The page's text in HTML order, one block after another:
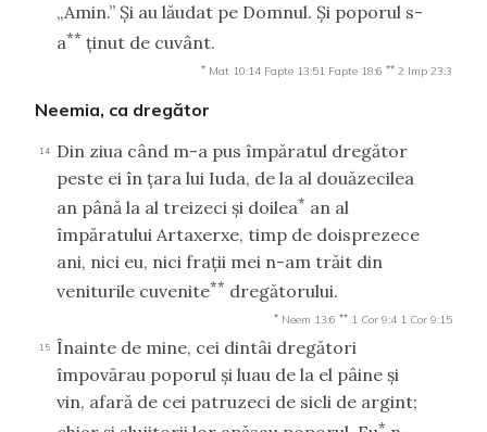
„Amin.” Şi au lăudat pe Domnul. Şi poporul s-
a** ţinut de cuvânt.
* Mat 10:14 Fapte 13:51 Fapte 18:6 ** 2 Imp 23:3
Neemia, ca dregător
14
Din ziua când m-a pus împăratul dregător
peste ei în ţara lui Iuda, de la al douăzecilea
an până la al treizeci şi doilea* an al
împăratului Artaxerxe, timp de doisprezece
ani, nici eu, nici fraţii mei n-am trăit din
veniturile cuvenite** dregătorului.
* Neem 13:6 ** 1 Cor 9:4 1 Cor 9:15
15 Înainte de mine, cei dintâi dregători
împovărau poporul şi luau de la el pâine şi
vin, afară de cei patruzeci de sicli de argint;
*